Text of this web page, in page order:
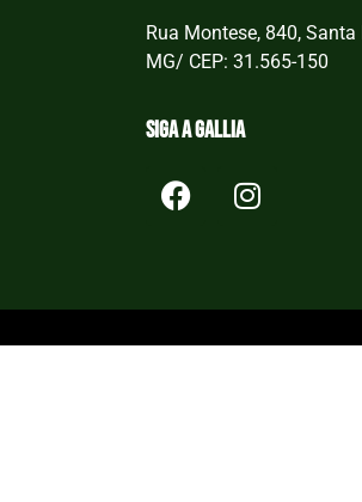
Rua Montese, 840,
MG/ CEP: 31.565-150
Siga a Gallia